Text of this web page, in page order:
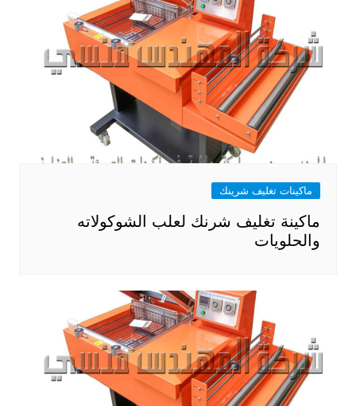
ماكينات تغليف شرينك
ماكينة تغليف شرنك لعلب الشوكولاته
والحلويات